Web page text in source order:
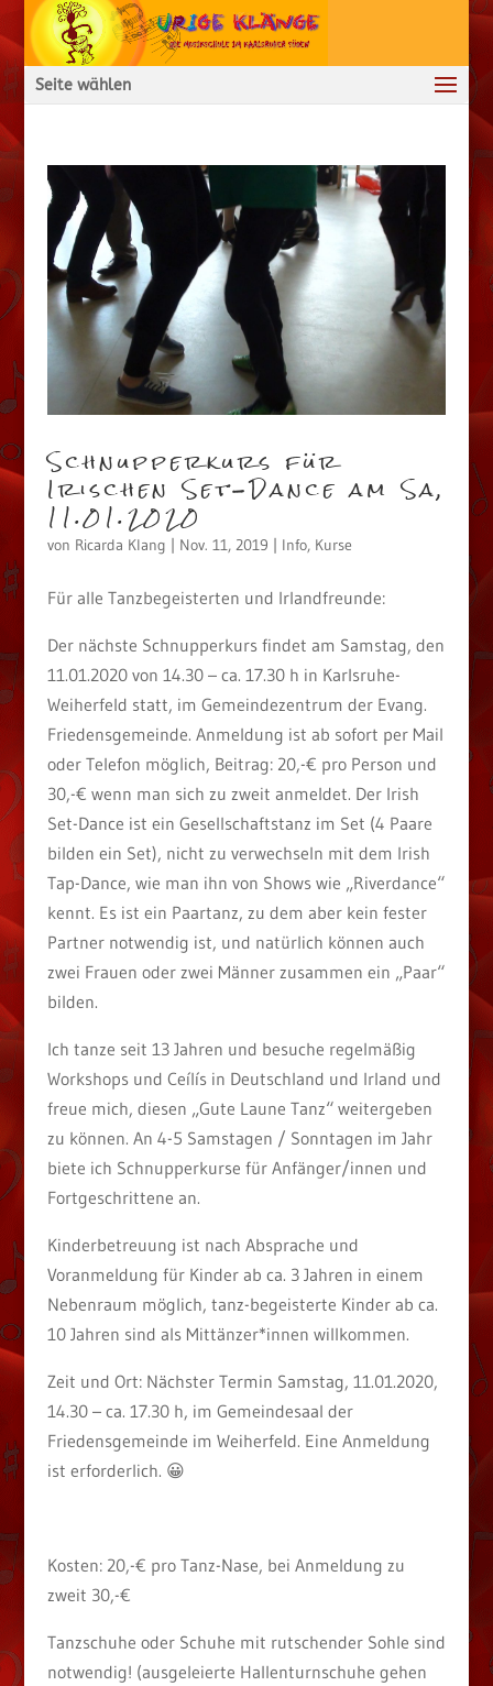
Seite wählen
Schnupperkurs für
Irischen Set-Dance am Sa,
11.01.2020
von Ricarda Klang | Nov. 11, 2019 | Info, Kurse
Für alle Tanzbegeisterten und Irlandfreunde:
Der nächste Schnupperkurs findet am Samstag, den
11.01.2020 von 14.30 – ca. 17.30 h in Karlsruhe-
Weiherfeld statt, im Gemeindezentrum der Evang.
Friedensgemeinde. Anmeldung ist ab sofort per Mail
oder Telefon möglich, Beitrag: 20,-€ pro Person und
30,-€ wenn man sich zu zweit anmeldet. Der Irish
Set-Dance ist ein Gesellschaftstanz im Set (4 Paare
bilden ein Set), nicht zu verwechseln mit dem Irish
Tap-Dance, wie man ihn von Shows wie „Riverdance“
kennt. Es ist ein Paartanz, zu dem aber kein fester
Partner notwendig ist, und natürlich können auch
zwei Frauen oder zwei Männer zusammen ein „Paar“
bilden.
Ich tanze seit 13 Jahren und besuche regelmäßig
Workshops und Ceílís in Deutschland und Irland und
freue mich, diesen „Gute Laune Tanz“ weitergeben
zu können. An 4-5 Samstagen / Sonntagen im Jahr
biete ich Schnupperkurse für Anfänger/innen und
Fortgeschrittene an.
Kinderbetreuung ist nach Absprache und
Voranmeldung für Kinder ab ca. 3 Jahren in einem
Nebenraum möglich, tanz-begeisterte Kinder ab ca.
10 Jahren sind als Mittänzer*innen willkommen.
Zeit und Ort: Nächster Termin Samstag, 11.01.2020,
14.30 – ca. 17.30 h, im Gemeindesaal der
Friedensgemeinde im Weiherfeld. Eine Anmeldung
ist erforderlich. 😀
Kosten: 20,-€ pro Tanz-Nase, bei Anmeldung zu
zweit 30,-€
Tanzschuhe oder Schuhe mit rutschender Sohle sind
notwendig! (ausgeleierte Hallenturnschuhe gehen